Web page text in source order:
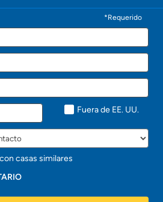
*Requerido
Fuera de EE. UU.
casas similares